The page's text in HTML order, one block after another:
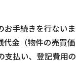
お手続きを行ないま
代金（物件の売買価
支払い、登記費用の